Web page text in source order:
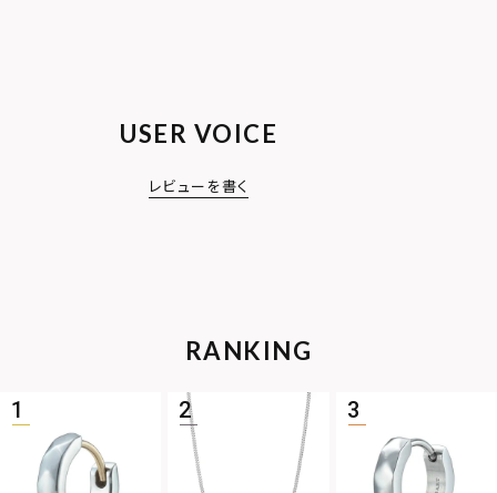
USER VOICE
レビューを書く
RANKING